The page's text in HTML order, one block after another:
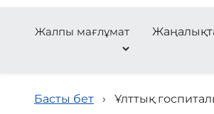
Жалпы мағлұмат
Басты бет › Ұлттық